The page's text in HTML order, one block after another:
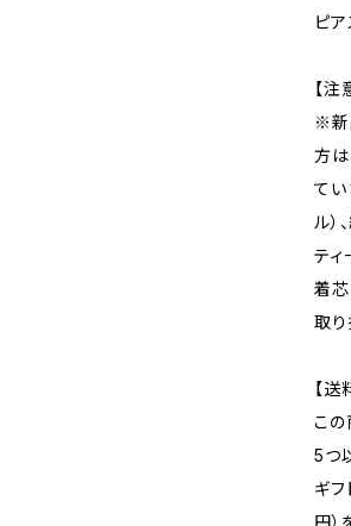
ピ
【注
※新
方は
てい
ル）
テ
着芯
取り
【送
この
5つ
ギ
円）